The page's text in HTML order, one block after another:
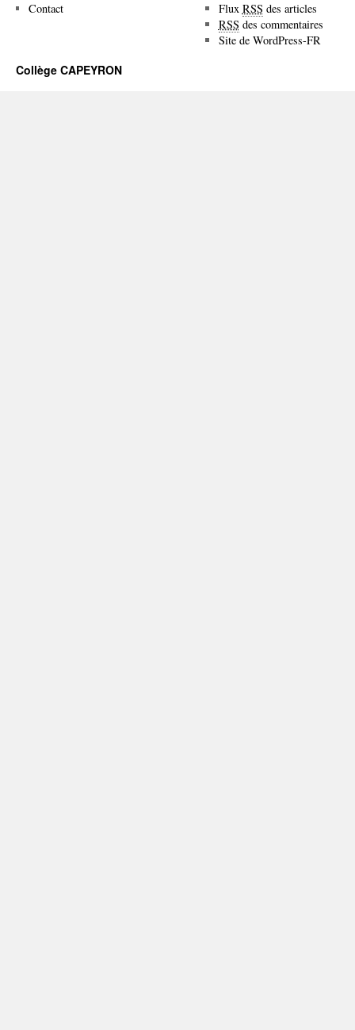
Contact Flux RSS des articles
RSS des commentaires
Site de WordPress-FR
Collège CAPEYRON